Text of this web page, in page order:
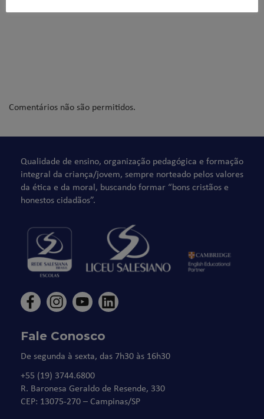
Comentários não são permitidos.
Qualidade de ensino, organização pedagógica e formação
integral da criança/jovem, sempre norteado pelos valores
da ética e da moral, buscando formar “bons cristãos e
honestos cidadãos”.
Fale Conosco
De segunda à sexta, das 7h30 às 16h30
+55 (19) 3744.6800
R. Baronesa Geraldo de Resende, 330
CEP: 13075-270 – Campinas/SP